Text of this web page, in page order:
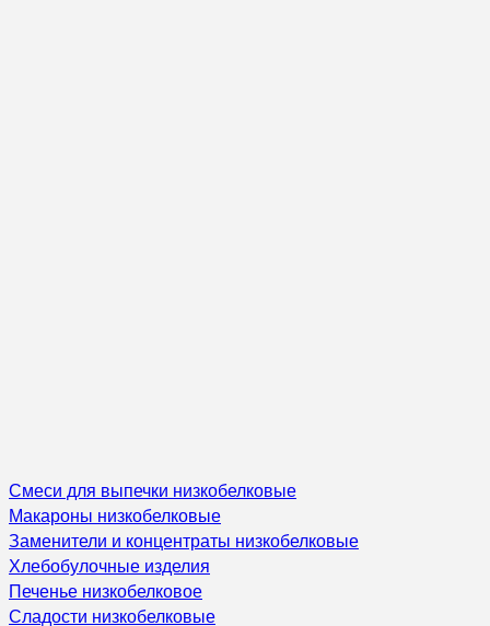
Смеси для выпечки низкобелковые
Макароны низкобелковые
Заменители и концентраты низкобелковые
Хлебобулочные изделия
Печенье низкобелковое
Сладости низкобелковые